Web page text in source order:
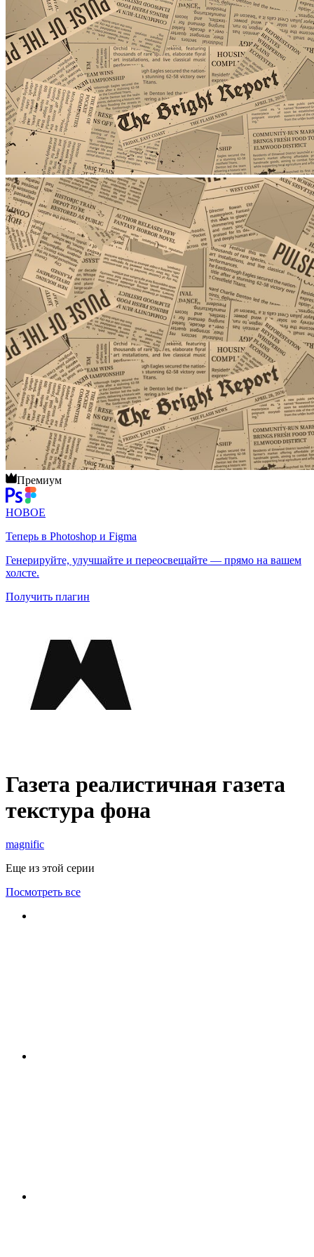
Премиум
НОВОЕ
Теперь в Photoshop и Figma
Генерируйте, улучшайте и переосвещайте — прямо на вашем
холсте.
Получить плагин
Газета реалистичная газета
текстура фона
magnific
Еще из этой серии
Посмотреть все